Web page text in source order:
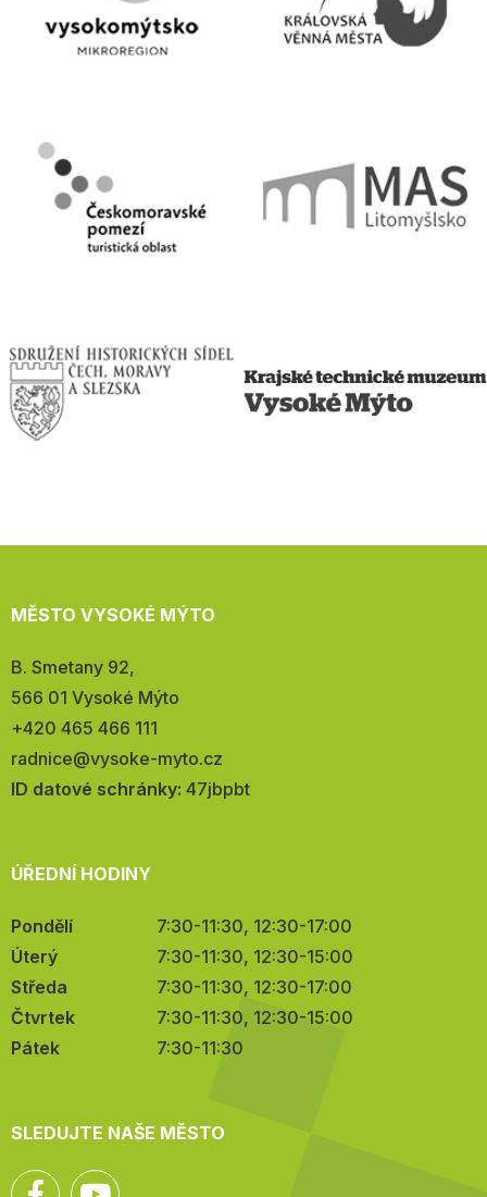
MĚSTO VYSOKÉ MÝTO
Adresa:
B. Smetany 92,
566 01 Vysoké Mýto
Telefon:
+420 465 466 111
E-
mail:
radnice@vysoke-myto.cz
ID datové schránky: 47jbpbt
ÚŘEDNÍ HODINY
Pondělí
7:30-11:30, 12:30-17:00
Úterý
7:30-11:30, 12:30-15:00
Středa
7:30-11:30, 12:30-17:00
Čtvrtek
7:30-11:30, 12:30-15:00
Pátek
7:30-11:30
SLEDUJTE NAŠE MĚSTO